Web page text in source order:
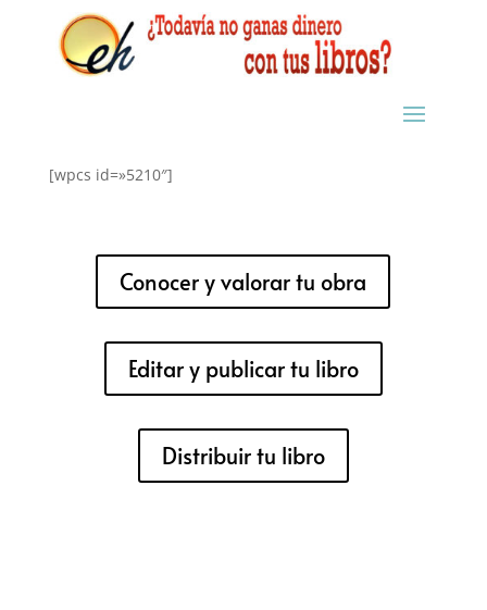
[wpcs id=»5210″]
Conocer y valorar tu obra
Editar y publicar tu libro
Distribuir tu libro